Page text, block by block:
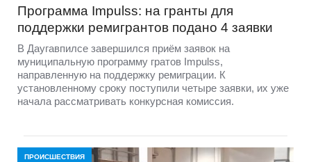
Программа Impulss: на гранты для
поддержки ремигрантов подано 4 заявки
В Даугавпилсе завершился приём заявок на
муниципальную программу гратов Impulss,
направленную на поддержку ремиграции. К
установленному сроку поступили четыре заявки, их уже
начала рассматривать конкурсная комиссия.
ПРОИСШЕСТВИЯ